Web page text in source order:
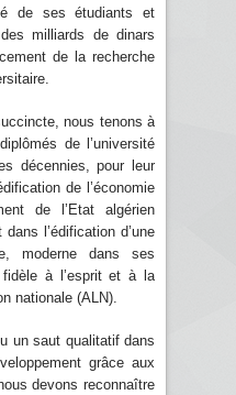
de ses étudiants et
milliards de dinars
de la recherche
nous tenons à
de l’université
décennies, pour leur
de l’économie
de l’Etat algérien
l’édification d’une
moderne dans ses
à l’esprit et à la
nationale (ALN).
un saut qualitatif dans
grâce aux
devons reconnaître